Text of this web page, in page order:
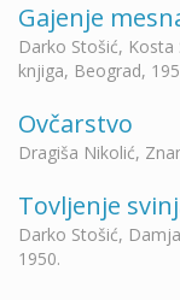
Gajenje
Darko Stošić,
knjiga, Beograd,
Ovčarstvo
Dragiša Nikolić,
Tovljenje
Darko Stošić,
1950.